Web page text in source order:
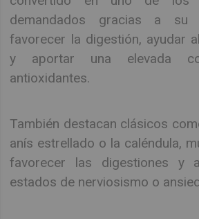
demandados gracias a su
favorecer la digestión, ayudar
y aportar una elevada
antioxidantes.
También destacan clásicos
anís estrellado o la caléndula,
favorecer las digestiones y
estados de nerviosismo o